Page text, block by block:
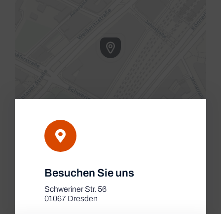
|Map tiles byCARTO, underCC BY 3.0
OpenStreetMap, under ODbL.
Besuchen Sie uns
Schweriner Str. 56
01067 Dresden